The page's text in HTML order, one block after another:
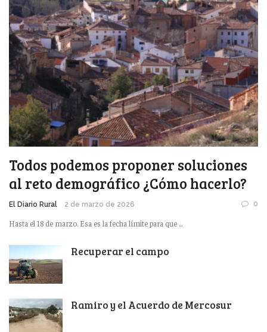
Todos podemos proponer soluciones
al reto demográfico ¿Cómo hacerlo?
El Diario Rural 2 de marzo de 2026 0
Hasta el 18 de marzo. Esa es la fecha límite para que ...
Recuperar el campo
Ramiro y el Acuerdo de Mercosur